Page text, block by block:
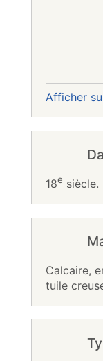
Afficher
18e siècle.
Calcaire,
tuile